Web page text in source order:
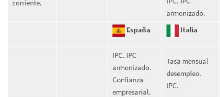
corriente.
armonizado.
España
Italia
IPC. IPC
armonizado.
Confianza
empresarial.
Tasa mensual
desempleo.
IPC.